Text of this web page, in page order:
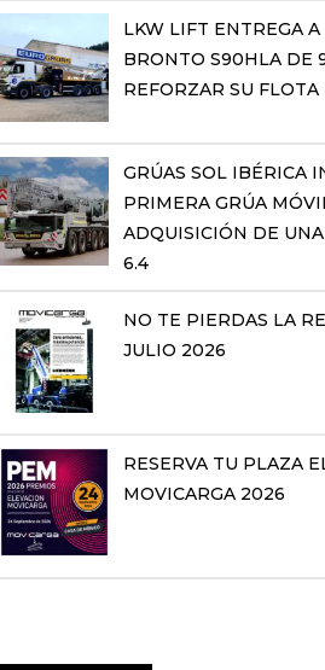
LKW LIFT ENTREGA
BRONTO S90HLA DE
REFORZAR SU
GRÚAS SOL IBÉRICA
PRIMERA GRÚA
ADQUISICIÓN DE
6.4
NO TE PIERDAS LA
JULIO 2026
RESERVA TU PLAZA
MOVICARGA 2026